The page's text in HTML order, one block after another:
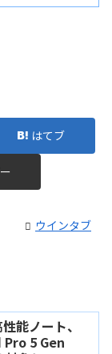
はてブ
ウインタブ
能ノート、
5 Gen